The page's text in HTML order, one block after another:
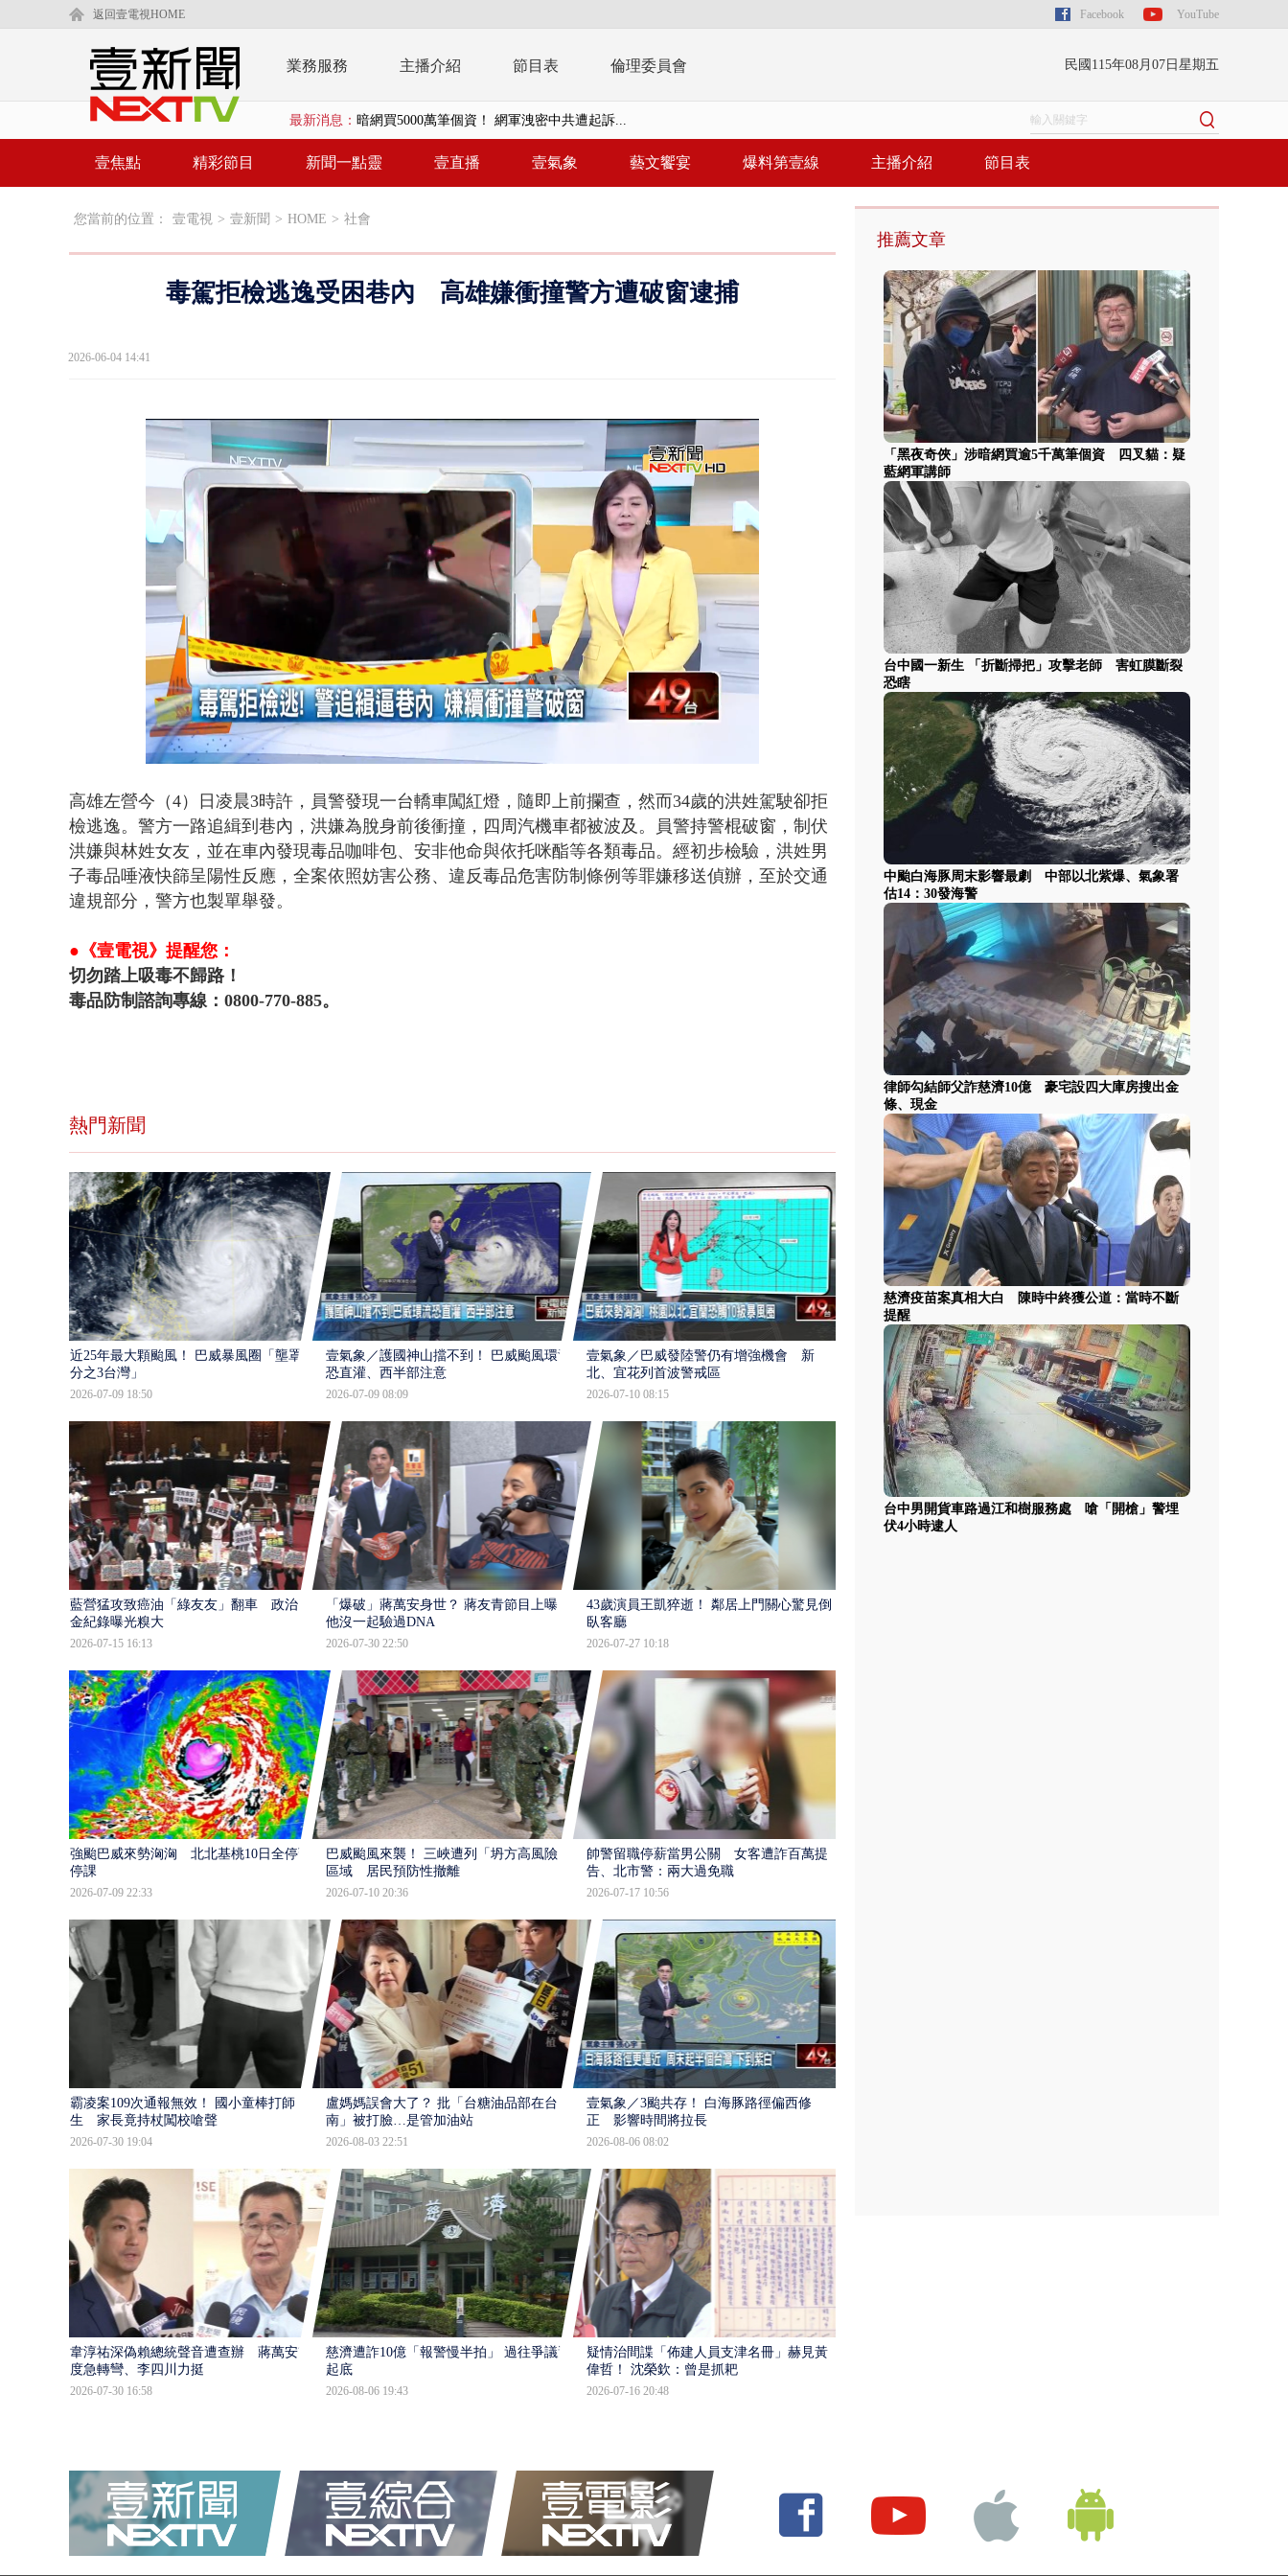
返回壹電視HOME Facebook YouTube
業務服務 主播介紹 節目表 倫理委員會 民國115年08月07日星期五
最新消息： 暗網買5000萬筆個資！ 網軍洩密中共遭起訴...
中颱白海豚周末影響最劇 中部以北紫爆、氣...
狠詐慈濟「10.8億」 名律師聯手掮客騙買「B...
漢光42號演習第二日 防護關鍵基礎設施
壹焦點 精彩節目 新聞一點靈 壹直播 壹氣象 藝文饗宴 爆料第壹線 主播介紹 節目表
您當前的位置： 壹電視 > 壹新聞 > HOME > 社會
毒駕拒檢逃逸受困巷內 高雄嫌衝撞警方遭破窗逮捕
2026-06-04 14:41
Unmute
48.37%
高雄左營今（4）日凌晨3時許，員警發現一台轎車闖紅燈，隨即上前攔查，然而34歲的洪姓駕駛卻拒
檢逃逸。警方一路追緝到巷內，洪嫌為脫身前後衝撞，四周汽機車都被波及。員警持警棍破窗，制伏
洪嫌與林姓女友，並在車內發現毒品咖啡包、安非他命與依托咪酯等各類毒品。經初步檢驗，洪姓男
子毒品唾液快篩呈陽性反應，全案依照妨害公務、違反毒品危害防制條例等罪嫌移送偵辦，至於交通
違規部分，警方也製單舉發。
●《壹電視》提醒您：
切勿踏上吸毒不歸路！
毒品防制諮詢專線：0800-770-885。
熱門新聞
近25年最大顆颱風！ 巴威暴風圈「壟罩4
分之3台灣」
2026-07-09 18:50
壹氣象／護國神山擋不到！ 巴威颱風環流
恐直灌、西半部注意
2026-07-09 08:09
壹氣象／巴威發陸警仍有增強機會 新
北、宜花列首波警戒區
2026-07-10 08:15
藍營猛攻致癌油「綠友友」翻車 政治獻
金紀錄曝光糗大
2026-07-15 16:13
「爆破」蔣萬安身世？ 蔣友青節目上曝：
他沒一起驗過DNA
2026-07-30 22:50
43歲演員王凱猝逝！ 鄰居上門關心驚見倒
臥客廳
2026-07-27 10:18
強颱巴威來勢洶洶 北北基桃10日全停班
停課
2026-07-09 22:33
巴威颱風來襲！ 三峽遭列「坍方高風險」
區域 居民預防性撤離
2026-07-10 20:36
帥警留職停薪當男公關 女客遭詐百萬提
告、北市警：兩大過免職
2026-07-17 10:56
霸凌案109次通報無效！ 國小童棒打師
生 家長竟持杖闖校嗆聲
2026-07-30 19:04
盧媽媽誤會大了？ 批「台糖油品部在台
南」被打臉…是管加油站
2026-08-03 22:51
壹氣象／3颱共存！ 白海豚路徑偏西修
正 影響時間將拉長
2026-08-06 08:02
韋淳祐深偽賴總統聲音遭查辦 蔣萬安態
度急轉彎、李四川力挺
2026-07-30 16:58
慈濟遭詐10億「報警慢半拍」 過往爭議遭
起底
2026-08-06 19:43
疑情治間諜「佈建人員支津名冊」赫見黃
偉哲！ 沈榮欽：曾是抓耙
2026-07-16 20:48
推薦文章
「黑夜奇俠」涉暗網買逾5千萬筆個資 四叉貓：疑
藍網軍講師
台中國一新生 「折斷掃把」攻擊老師 害虹膜斷裂
恐瞎
中颱白海豚周末影響最劇 中部以北紫爆、氣象署
估14：30發海警
律師勾結師父詐慈濟10億 豪宅設四大庫房搜出金
條、現金
慈濟疫苗案真相大白 陳時中終獲公道：當時不斷
提醒
台中男開貨車路過江和樹服務處 嗆「開槍」警埋
伏4小時逮人